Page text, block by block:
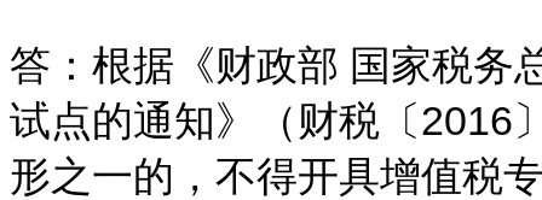
答：根据《财政部 国家税务
试点的通知》（财税〔2016
形之一的，不得开具增值税